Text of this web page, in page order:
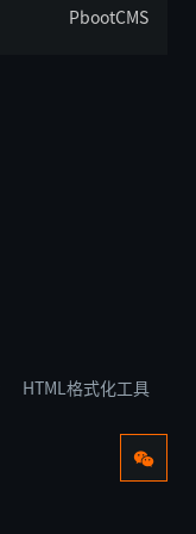
PbootCMS
HTML格式化工具